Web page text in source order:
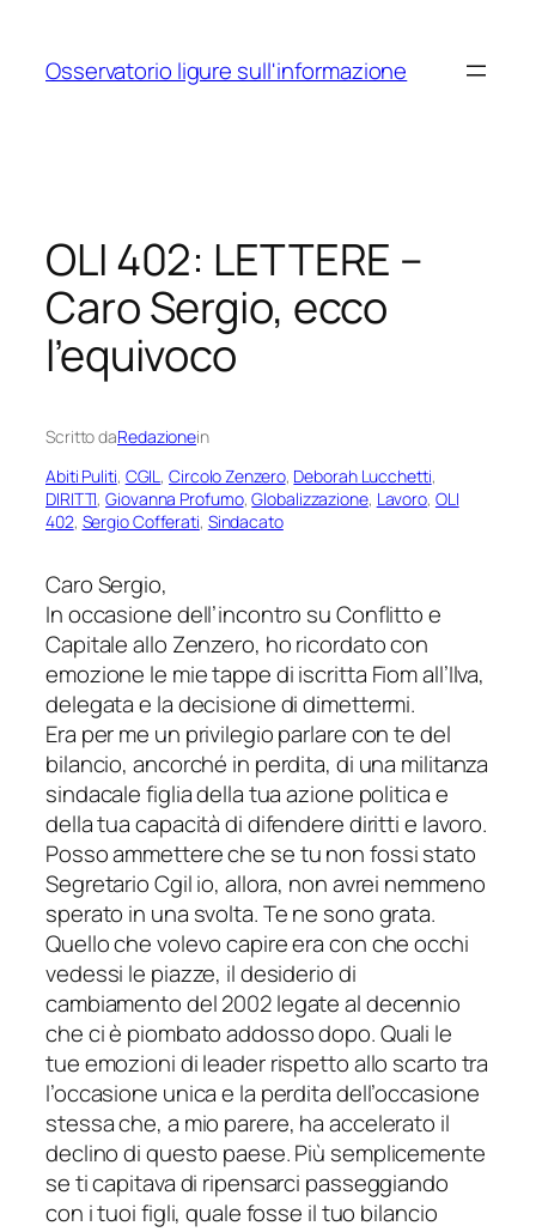
contenuto
Osservatorio ligure sull'informazione
OLI 402: LETTERE –
Caro Sergio, ecco
l’equivoco
Scritto daRedazionein
Abiti Puliti, CGIL, Circolo Zenzero, Deborah Lucchetti
DIRITTI, Giovanna Profumo, Globalizzazione, Lavoro, OLI
402, Sergio Cofferati, Sindacato
Caro Sergio,
In occasione dell’incontro su Conflitto e
Capitale allo Zenzero, ho ricordato con
emozione le mie tappe di iscritta Fiom all’Ilva,
delegata e la decisione di dimettermi.
Era per me un privilegio parlare con te del
bilancio, ancorché in perdita, di una militanza
sindacale figlia della tua azione politica e
della tua capacità di difendere diritti e lavoro.
Posso ammettere che se tu non fossi stato
Segretario Cgil io, allora, non avrei nemmeno
sperato in una svolta. Te ne sono grata.
Quello che volevo capire era con che occhi
vedessi le piazze, il desiderio di
cambiamento del 2002 legate al decennio
che ci è piombato addosso dopo. Quali le
tue emozioni di leader rispetto allo scarto tra
l’occasione unica e la perdita dell’occasione
stessa che, a mio parere, ha accelerato il
declino di questo paese. Più semplicemente
se ti capitava di ripensarci passeggiando
con i tuoi figli, quale fosse il tuo bilancio